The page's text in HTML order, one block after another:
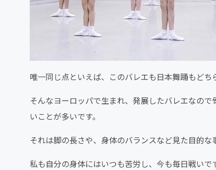
唯一同じ点といえば、このバレエも日本舞踊もどち
そんなヨーロッパで生まれ、発展したバレエなの
いことが多いです。
それは脚の長さや、身体のバランスなど見た目的な
私も自分の身体にはいつも苦労し、今も毎日戦いで